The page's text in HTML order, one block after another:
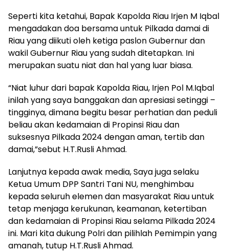
Seperti kita ketahui, Bapak Kapolda Riau Irjen M Iqbal
mengadakan doa bersama untuk Pilkada damai di
Riau yang diikuti oleh ketiga paslon Gubernur dan
wakil Gubernur Riau yang sudah ditetapkan. Ini
merupakan suatu niat dan hal yang luar biasa.
“Niat luhur dari bapak Kapolda Riau, Irjen Pol M.Iqbal
inilah yang saya banggakan dan apresiasi setinggi –
tingginya, dimana begitu besar perhatian dan peduli
beliau akan kedamaian di Propinsi Riau dan
suksesnya Pilkada 2024 dengan aman, tertib dan
damai,”sebut H.T.Rusli Ahmad.
Lanjutnya kepada awak media, Saya juga selaku
Ketua Umum DPP Santri Tani NU, menghimbau
kepada seluruh elemen dan masyarakat Riau untuk
tetap menjaga kerukunan, keamanan, ketertiban
dan kedamaian di Propinsi Riau selama Pilkada 2024
ini. Mari kita dukung Polri dan pilihlah Pemimpin yang
amanah, tutup H.T.Rusli Ahmad.